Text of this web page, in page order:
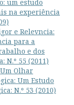
um estudo
na experiência
e Relevncia:
para a
e dos
N.º 55 (2011)
Um Olhar
Um Estudo
N.º 53 (2010)